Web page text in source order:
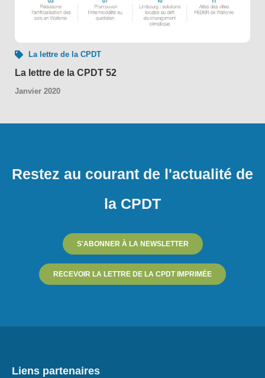
La lettre de la CPDT
La lettre de la CPDT 52
Janvier 2020
Restez au courant de l'actualité de
la CPDT
S'ABONNER À LA NEWSLETTER
RECEVOIR LA LETTRE DE LA CPDT IMPRIMÉE
Liens partenaires